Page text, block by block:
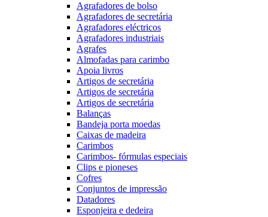
Agrafadores de bolso
Agrafadores de secretária
Agrafadores eléctricos
Agrafadores industriais
Agrafes
Almofadas para carimbo
Apoia livros
Artigos de secretária
Artigos de secretária
Artigos de secretária
Balanças
Bandeja porta moedas
Caixas de madeira
Carimbos
Carimbos- fórmulas especiais
Clips e pioneses
Cofres
Conjuntos de impressão
Datadores
Esponjeira e dedeira